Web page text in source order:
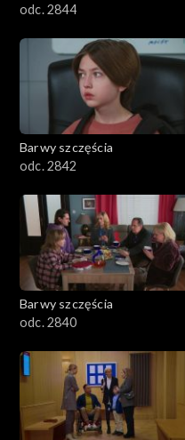
odc. 2844
Barwy szczęścia
odc. 2842
Barwy szczęścia
odc. 2840